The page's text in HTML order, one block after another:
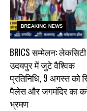
BREAKING NEWS
BRICS सम्मेलन: लेकसिटी
उदयपुर में जुटे वैश्विक
प्रतिनिधि, 9 अगस्त को
पैलेस और जगमंदिर का
भ्रमण